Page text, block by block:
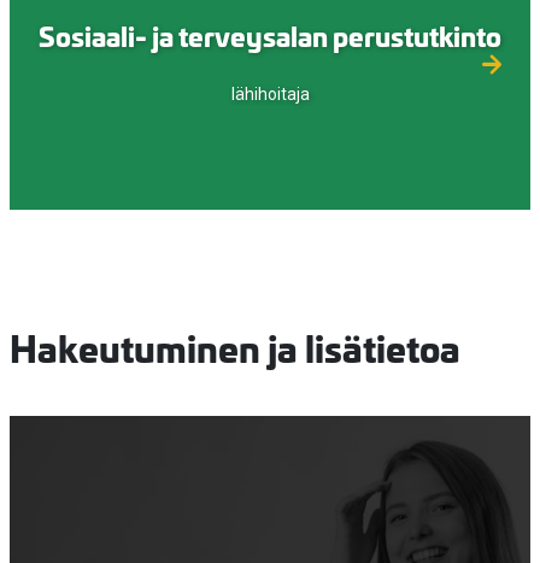
Sosiaali- ja terveysalan perustutkinto
lähihoitaja
Hakeutuminen ja lisätietoa